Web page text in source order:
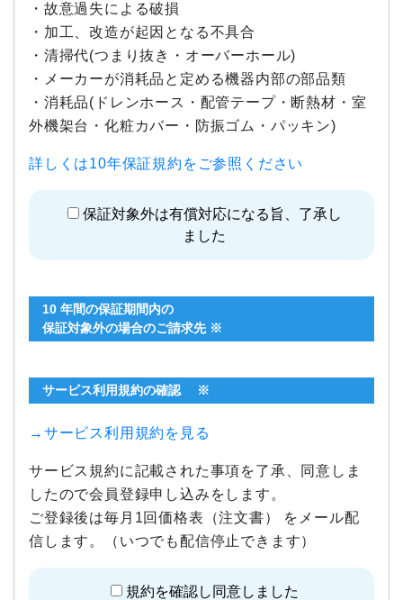
・故意過失による破損
・加工、改造が起因となる不具合
・清掃代(つまり抜き・オーバーホール)
・メーカーが消耗品と定める機器内部の部品類
・消耗品(ドレンホース・配管テープ・断熱材・室
外機架台・化粧カバー・防振ゴム・パッキン)
詳しくは10年保証規約をご参照ください
保証対象外は有償対応になる旨、了承し
ました
10 年間の保証期間内の
保証対象外の場合のご請求先 ※
サービス利用規約の確認 ※
→サービス利用規約を見る
サービス規約に記載された事項を了承、同意しま
したので会員登録申し込みをします。
ご登録後は毎月1回価格表（注文書） をメール配
信します。（いつでも配信停止できます）
規約を確認し同意しました